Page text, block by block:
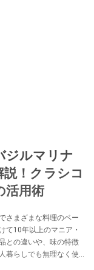
ジルマリナ
！クラシコ
活用術
さまざまな料理のベー
て10年以上のマニア・
との違いや、味の特徴
暮らしでも無理なく使